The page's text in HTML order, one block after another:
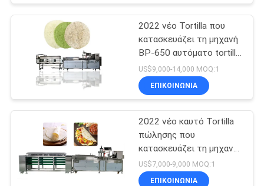
2022 νέο Tortilla που
κατασκευάζει τη μηχανή
BP-650 αυτόματο tortilla
που κατασκευάζει τη
μηχανή
US$9,000-14,000 MOQ:1
ΕΠΙΚΟΙΝΩΝΊΑ
2022 νέο καυτό Tortilla
πώλησης που
κατασκευάζει τη μηχανή
BP-550 Tortilla τη
γραμμή παραγωγής
US$7,000-9,000 MOQ:1
ΕΠΙΚΟΙΝΩΝΊΑ